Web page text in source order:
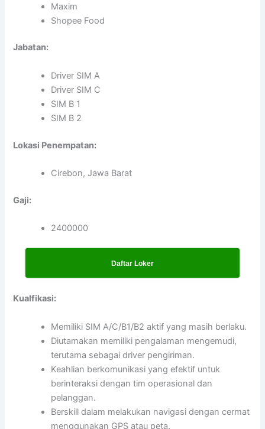
Maxim
Shopee Food
Jabatan:
Driver SIM A
Driver SIM C
SIM B 1
SIM B 2
Lokasi Penempatan:
Cirebon, Jawa Barat
Gaji:
2400000
Daftar Loker
Kualfikasi:
Memiliki SIM A/C/B1/B2 aktif yang masih berlaku.
Diutamakan memiliki pengalaman mengemudi,
terutama sebagai driver pengiriman.
Keahlian berkomunikasi yang efektif untuk
berinteraksi dengan tim operasional dan
pelanggan.
Berskill dalam melakukan navigasi dengan cermat
menggunakan GPS atau peta.